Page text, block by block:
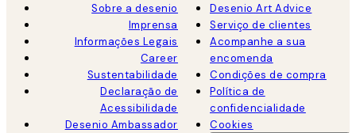
Sobre a desenio
Imprensa
Informações Legais
Career
Sustentabilidade
Declaração de
Acessibilidade
Desenio Ambassador
Desenio Art Advice
Serviço de clientes
Acompanhe a sua
encomenda
Condições de compra
Política de
confidencialidade
Cookies